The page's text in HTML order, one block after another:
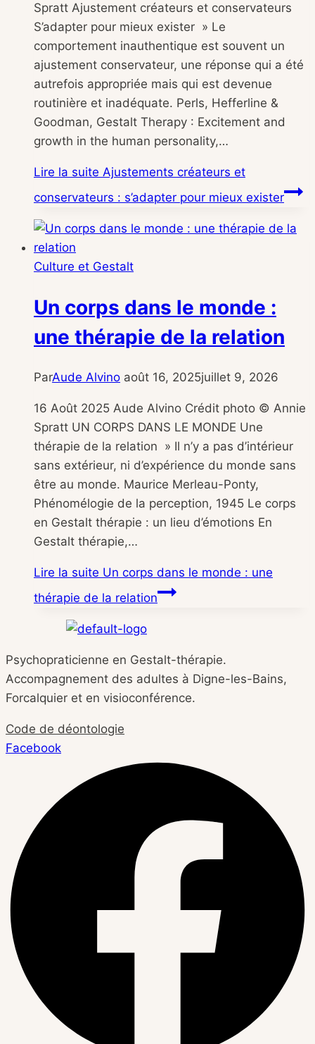
Spratt Ajustement créateurs et conservateurs
S’adapter pour mieux exister » Le
comportement inauthentique est souvent un
ajustement conservateur, une réponse qui a été
autrefois appropriée mais qui est devenue
routinière et inadéquate. Perls, Hefferline &
Goodman, Gestalt Therapy : Excitement and
growth in the human personality,…
Lire la suite Ajustements créateurs et
conservateurs : s’adapter pour mieux exister
Culture et Gestalt
Un corps dans le monde :
une thérapie de la relation
ParAude Alvino août 16, 2025juillet 9, 2026
16 Août 2025 Aude Alvino Crédit photo © Annie
Spratt UN CORPS DANS LE MONDE Une
thérapie de la relation » Il n’y a pas d’intérieur
sans extérieur, ni d’expérience du monde sans
être au monde. Maurice Merleau-Ponty,
Phénomélogie de la perception, 1945 Le corps
en Gestalt thérapie : un lieu d’émotions En
Gestalt thérapie,…
Lire la suite Un corps dans le monde : une
thérapie de la relation
Psychopraticienne en Gestalt-thérapie.
Accompagnement des adultes à Digne-les-Bains,
Forcalquier et en visioconférence.
Code de déontologie
Facebook